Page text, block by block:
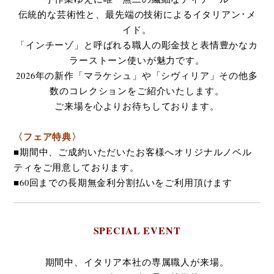
伝統的な芸術性と、最先端の技術によるイタリアン･メ
イド。
「インチーゾ」と呼ばれる職人の彫金技と表情豊かなカ
ラーストーン使いが魅力です。
2026年の新作「マラケシュ」や「シヴィリア」その他多
数のコレクションをご紹介いたします。
ご来場を心よりお待ちしております。
〈フェア特典〉
■期間中、ご成約いただいたお客様へオリジナルノベル
ティをご用意しております。
■60回までの長期無金利分割払いをご利用頂けます
SPECIAL EVENT
期間中、イタリア本社の専属職人が来場。